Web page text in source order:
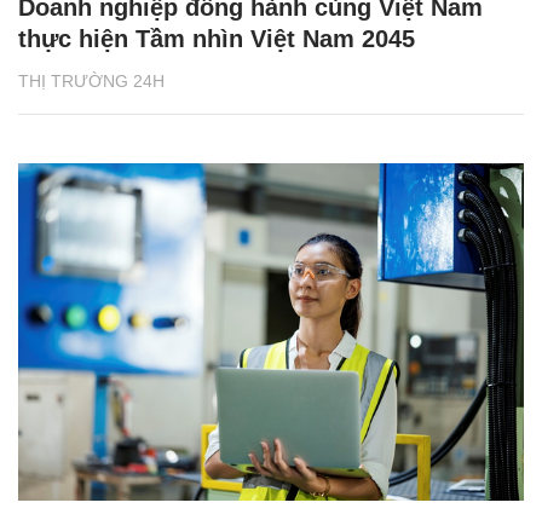
THỊ TRƯỜNG 24H
Doanh nghiệp đồng hành cùng Việt Nam
thực hiện Tầm nhìn Việt Nam 2045